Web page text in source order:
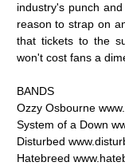
industry's punch and
reason to strap on
that tickets to the
won't cost fans a
BANDS
Ozzy Osbourne
System of a Down
Disturbed
Hatebreed